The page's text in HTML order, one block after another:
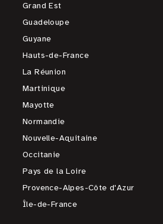
Grand Est
Guadeloupe
Guyane
Hauts-de-France
La Réunion
Martinique
Mayotte
Normandie
Nouvelle-Aquitaine
Occitanie
Pays de la Loire
Provence-Alpes-Côte d'Azur
Île-de-France